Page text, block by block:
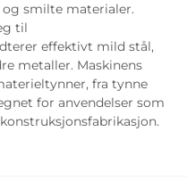
smilte materialer.
til
effektivt mild stål,
metaller. Maskinens
fra tynne
for anvendelser som